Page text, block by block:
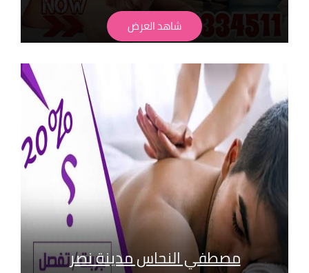
حمام مغربي بجميع انواعة
لابد من حجز مسبق
الاسعار تبدا من 350 ج
" تطبق الشروط و الاحكام" للحجز والاستفسار
بفروع مساج سنتر ايجيبت : 01068302600
01211115701
01099773147
01116550039
01050846816
شاهد العرض
مصطفي النحاس مدينة نصر